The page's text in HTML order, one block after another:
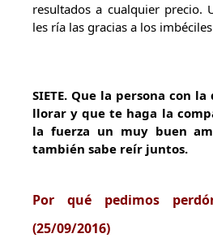
resultados a cualquier precio.
les ría las gracias a los
SIETE. Que la persona con
llorar y que te haga la
la fuerza un muy buen
también sabe reír juntos.
Por qué pedimos
(25/09/2016)